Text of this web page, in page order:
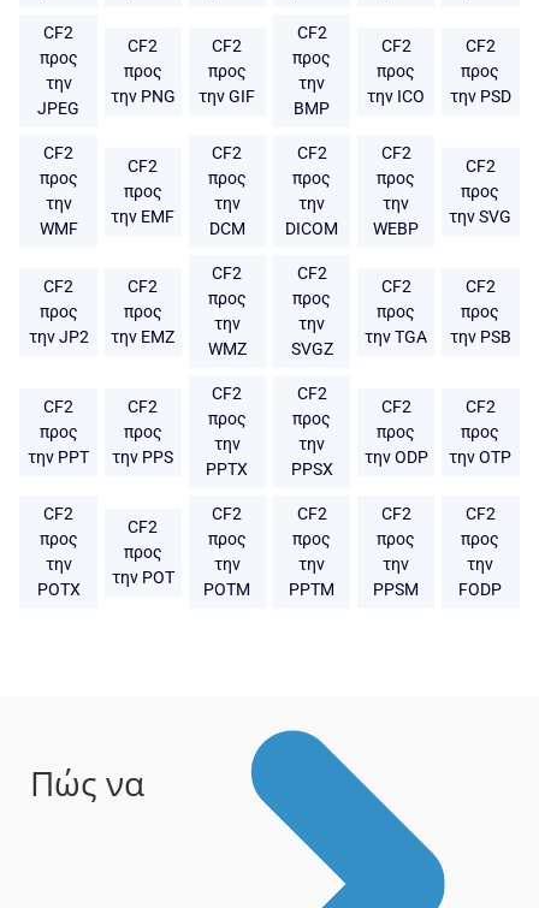
CF2
προς
την
JPEG
CF2
προς
την PNG
CF2
προς
την GIF
CF2
προς
την
BMP
CF2
προς
την ICO
CF2
προς
την PSD
CF2
προς
την
WMF
CF2
προς
την EMF
CF2
προς
την
DCM
CF2
προς
την
DICOM
CF2
προς
την
WEBP
CF2
προς
την SVG
CF2
προς
την JP2
CF2
προς
την EMZ
CF2
προς
την
WMZ
CF2
προς
την
SVGZ
CF2
προς
την TGA
CF2
προς
την PSB
CF2
προς
την PPT
CF2
προς
την PPS
CF2
προς
την
PPTX
CF2
προς
την
PPSX
CF2
προς
την ODP
CF2
προς
την OTP
CF2
προς
την
POTX
CF2
προς
την POT
CF2
προς
την
POTM
CF2
προς
την
PPTM
CF2
προς
την
PPSM
CF2
προς
την
FODP
Πώς να